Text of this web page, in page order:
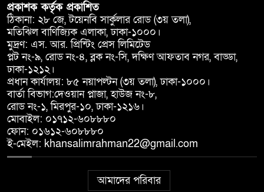
প্রকাশক কর্তৃক প্রকাশিত
ঠিকানা: ২৮ জে, টয়েনবি সার্কুলার রোড (৩য় তলা),
মতিঝিল বাণিজ্যিক এলাকা, ঢাকা-১০০০।
মুদ্রণ: এস. আর. প্রিন্টিং প্রেস লিমিটেড
প্লট নং-৯, রোড নং-৪, ব্লক নং-সি, দক্ষিণ আফতাব নগর, বাড্ডা,
ঢাকা-১২১২।
প্রধান কার্যালয়: ৮৫ নয়াপল্টন (৩য় তলা), ঢাকা-১০০০।
বার্তা বিভাগ:দেওয়ান প্লাজা, হাউজ নং-৮,
রোড নং-১, মিরপুর-১০, ঢাকা-১২১৬।
মোবাইল: ০১৭১২-৬০৮৮৮০
ফোন: ০১৬১২-৬০৮৮৮০
ই-মেইল: khansalimrahman22@gmail.com
আমাদের পরিবার